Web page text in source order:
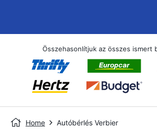
Összehasonlítjuk az összes ismert
Home Autóbérlés Verbier